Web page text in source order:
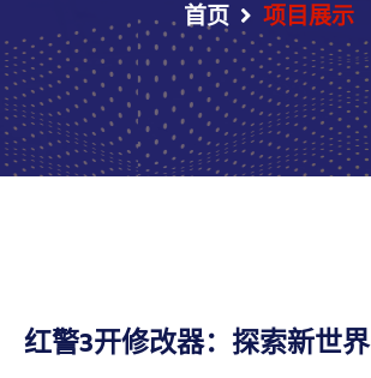
首页 项目展示
红警3开修改器：探索新世界